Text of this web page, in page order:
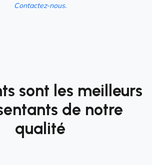
Contactez-nous.
sont les meilleurs
de notre
qualité